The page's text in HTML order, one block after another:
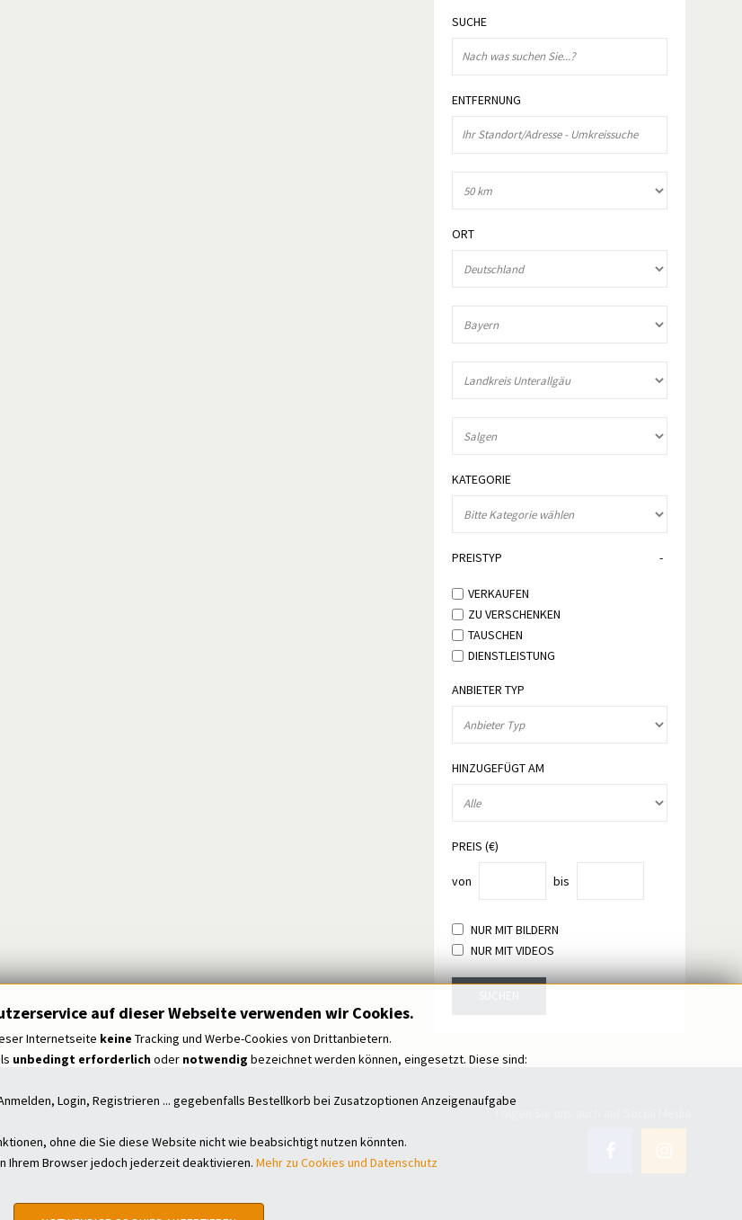
SUCHE
ENTFERNUNG
ORT
KATEGORIE
PREISTYP
VERKAUFEN
ZU VERSCHENKEN
TAUSCHEN
DIENSTLEISTUNG
ANBIETER TYP
HINZUGEFÜGT AM
PREIS (€)
von bis
NUR MIT BILDERN
NUR MIT VIDEOS
auf dieser Webseite verwenden wir Cookies.
Internetseite keine Tracking und Werbe-Cookies von Drittanbietern.
unbedingt erforderlichoder notwendig bezeichnet werden können, eingesetzt. Diese sind:
Login, Registrieren ... gegebenfalls Bestellkorb bei Zusatzoptionen Anzeigenaufgabe
ohne die Sie diese Website nicht wie beabsichtigt nutzen könnten.
Ihrem Browser jedoch jederzeit deaktivieren. Mehr zu Cookies und Datenschutz